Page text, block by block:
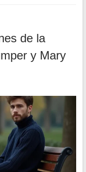
de la
y Mary